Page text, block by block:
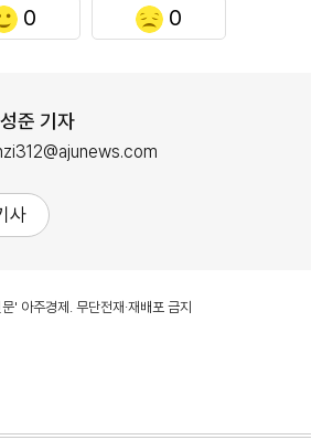
0 0
준 기자
사
' 아주경제. 무단전재·재배포 금지